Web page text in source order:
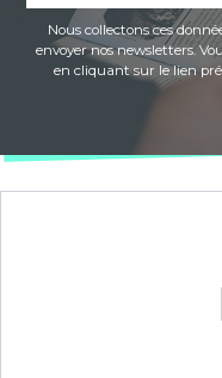
Nous collectons ces
envoyer nos newsletters.
en cliquant sur le lien